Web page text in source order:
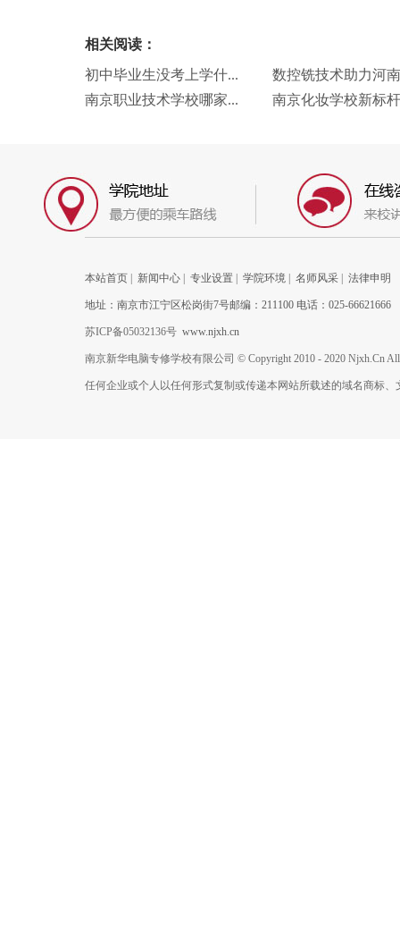
相关阅读：
初中毕业生没考上学什...
数控铣技术助力河
南京职业技术学校哪家...
南京化妆学校新标
本站首页 新闻中心 专业设置 学院环境 名师风采 法律申明
地址：南京市江宁区松岗街7号邮编：211100 电话：025-66621666
苏ICP备05032136号 www.njxh.cn
南京新华电脑专修学校有限公司 © Copyright 2010 - 2020 Njxh.Cn All
任何企业或个人以任何形式复制或传递本网站所载述的域名商标